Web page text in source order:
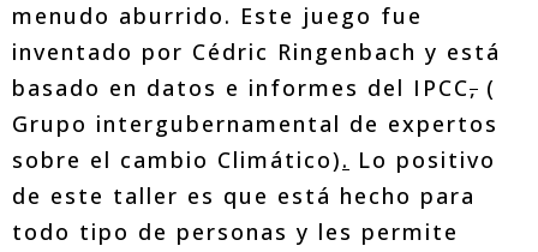
menudo aburrido. Este juego fue
inventado por Cédric Ringenbach y está
basado en datos e informes del IPCC, (
Grupo intergubernamental de expertos
sobre el cambio Climático). Lo positivo
de este taller es que está hecho para
todo tipo de personas y les permite